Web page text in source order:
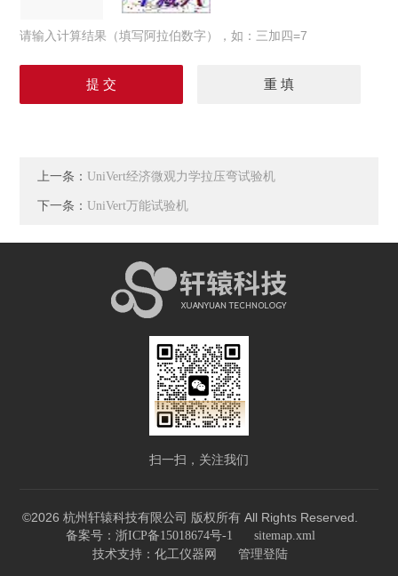
请输入计算结果（填写阿拉伯数字），如：三加四=7
上一条：UniVert经济微观力学拉压弯试验机
下一条：UniVert万能试验机
扫一扫，关注我们
©2026 杭州轩辕科技有限公司 版权所有 All Rights Reserved.
备案号：浙ICP备15018674号-1 sitemap.xml
技术支持： 化工仪器网 管理登陆